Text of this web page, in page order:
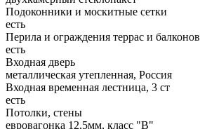
Подоконники и москитные сетки
есть
Перила и ограждения террас и балконов
есть
Входная дверь
металлическая утепленная, Россия
Входная временная лестница, 3 ст
есть
Потолки, стены
евровагонка 12,5мм, класс "В"